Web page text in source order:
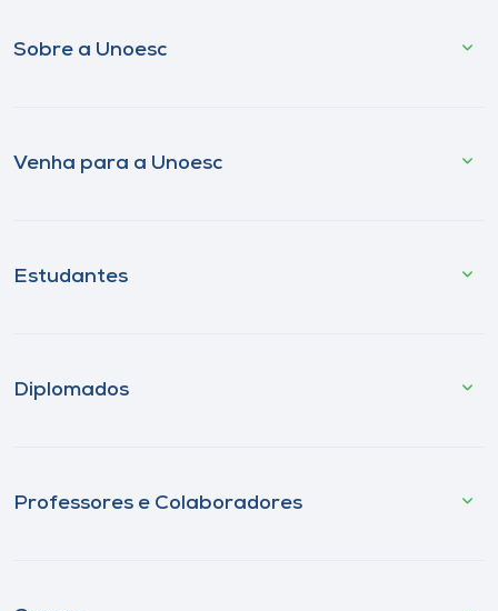
Sobre a Unoesc
Venha para a Unoesc
Estudantes
Diplomados
Professores e Colaboradores